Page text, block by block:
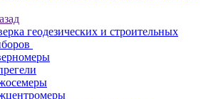
геодезических и строительных